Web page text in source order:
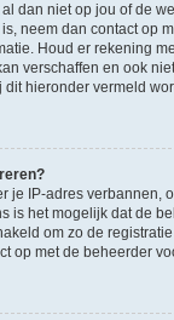
dan niet op jou of de
neem dan contact op
Houd er rekening
verschaffen en ook
hieronder vermeld
je IP-adres verbannen,
is het mogelijk dat de
om zo de
op met de beheerder